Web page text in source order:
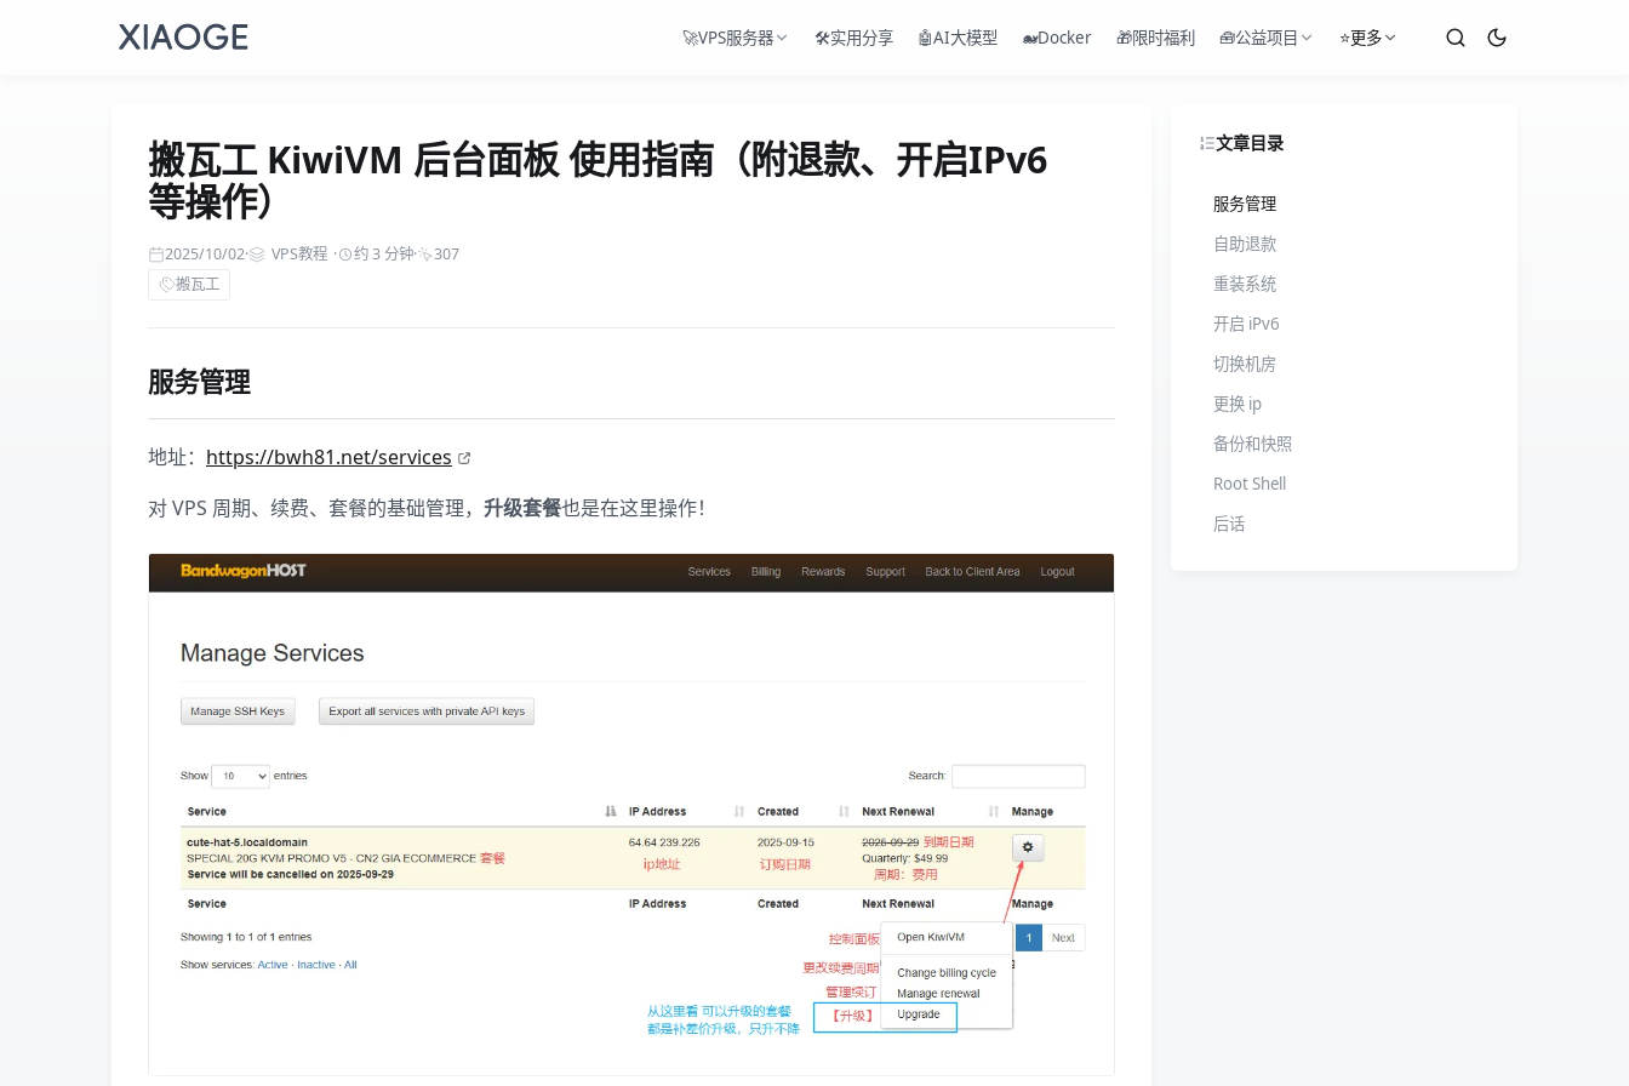
🚀VPS服务器 🛠️实用分享 🤖AI大模型 🐋Docker 🎁限时福利 🧰公益项目 ⭐更多
搬瓦工 KiwiVM 后台面板 使用指南（附退款、开启IPv6
等操作）
2025/10/02· VPS教程 · 约 3 分钟·
307
搬瓦工
服务管理
地址： https://bwh81.net/services
对 VPS 周期、续费、套餐的基础管理， 升级套餐也是在这里操作！
文章目录
服务管理
自助退款
重装系统
开启 iPv6
切换机房
更换 ip
备份和快照
Root Shell
后话